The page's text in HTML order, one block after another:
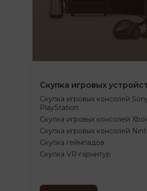
Скупка игровых
Скупка игровых консолей
PlayStation
Скупка игровых консолей
Скупка игровых консолей
Скупка геймпадов
Скупка VR-гарнитур